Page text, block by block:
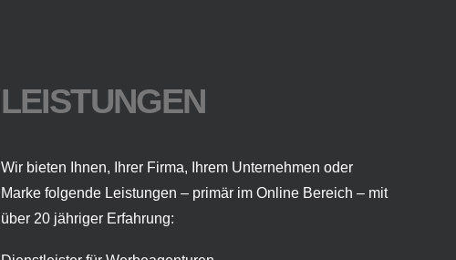
LEISTUNGEN
Wir bieten Ihnen, Ihrer Firma, Ihrem Unternehmen oder
Marke folgende Leistungen – primär im Online Bereich – mit
über 20 jähriger Erfahrung: